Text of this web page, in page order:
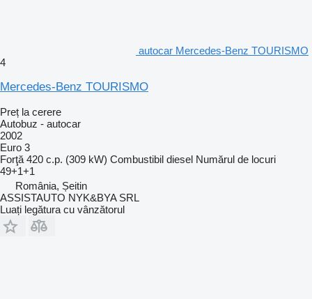
autocar Mercedes-Benz TOURISMO
4
Mercedes-Benz TOURISMO
Preț la cerere
Autobuz - autocar
2002
Euro 3
Forţă 420 c.p. (309 kW) Combustibil diesel Numărul de locuri
49+1+1
România, Șeitin
ASSISTAUTO NYK&BYA SRL
Luați legătura cu vânzătorul